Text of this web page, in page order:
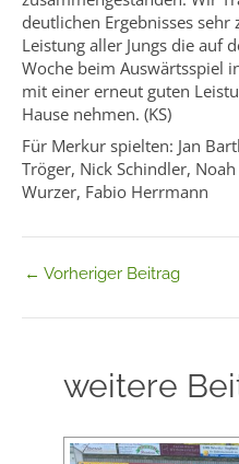
deutlichen Ergebnisses
Leistung aller Jungs die auf
Woche beim Auswärtsspiel
mit einer erneut guten
Hause nehmen. (KS)
Für Merkur spielten: Jan
Tröger, Nick Schindler,
Wurzer, Fabio Herrmann
← Vorheriger Beitrag
weitere